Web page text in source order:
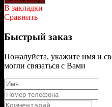
В закладки
Сравнить
Быстрый заказ
Пожалуйста, укажите имя и
могли связаться с Вами